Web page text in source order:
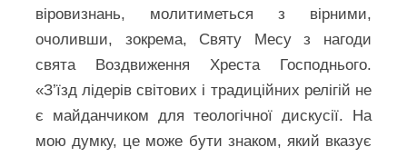
віровизнань, молитиметься з вірними,
очоливши, зокрема, Святу Месу з нагоди
свята Воздвиження Хреста Господнього.
«З’їзд лідерів світових і традиційних релігій не
є майданчиком для теологічної дискусії. На
мою думку, це може бути знаком, який вказує